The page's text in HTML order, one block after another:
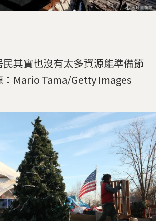
其實也沒有太多資源能準備節
：Mario Tama/Getty Images